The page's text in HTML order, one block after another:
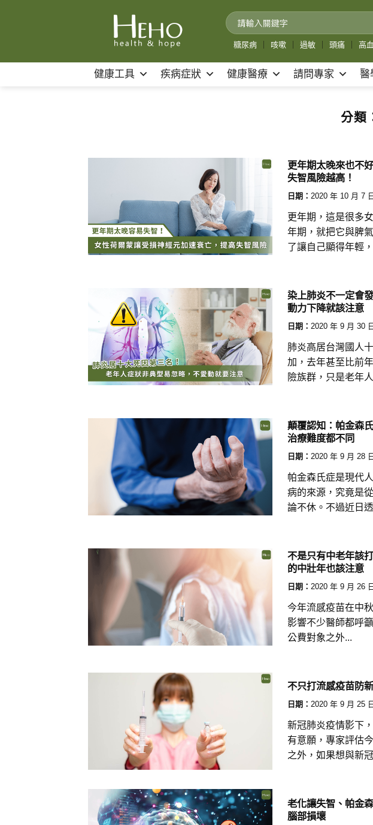
糖尿病 咳嗽 過敏 頭痛 高
健康工具 疾病症狀 健康醫療 請問專家 醫
分類
更年期太晚來也不
失智風險越高！
日期： 2020 年 10 月 7
更年期，這是很多
年期，就把它與脾
了讓自己顯得年輕
染上肺炎不一定會
動力下降就該注意
日期： 2020 年 9 月 30
肺炎高居台灣國人
加，去年甚至比前
險族群，只是老年
顛覆認知：帕金森
治療難度都不同
日期： 2020 年 9 月 28
帕金森氏症是現代
病的來源，究竟是
論不休。不過近日
不是只有中老年該
的中壯年也該注意
日期： 2020 年 9 月 26
今年流感疫苗在中
影響不少醫師都呼
公費對象之外...
不只打流感疫苗防
日期： 2020 年 9 月 25
新冠肺炎疫情影下
有意願，專家評估
之外，如果想與新
老化讓失智、帕金
腦部損壞